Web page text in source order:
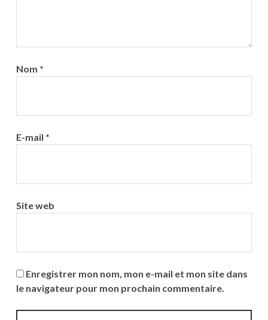
Nom *
E-mail *
Site web
Enregistrer mon nom, mon e-mail et mon site dans
le navigateur pour mon prochain commentaire.